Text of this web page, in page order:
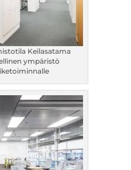
Keilasatama
ympäristö